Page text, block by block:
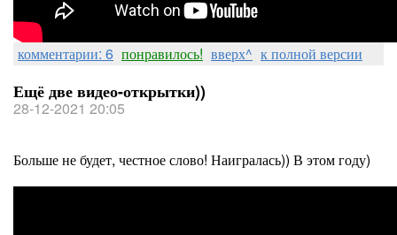
комментарии: 6 понравилось! вверх^ к полной версии
Ещё две видео-открытки))
28-12-2021 20:05
Больше не будет, честное слово! Наигралась)) В этом году)